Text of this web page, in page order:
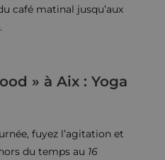
café matinal jusqu’aux
» à Aix : Yoga
fuyez l’agitation et
du temps au 16